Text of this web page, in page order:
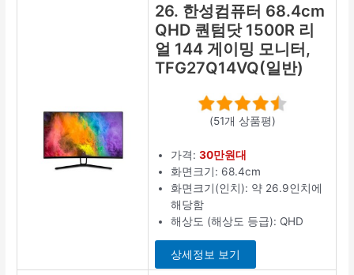
26. 한성컴퓨터 68.4cm
QHD 퀀텀닷 1500R 리
얼 144 게이밍 모니터,
TFG27Q14VQ(일반)
(51개 상품평)
가격:30만원대
화면크기: 68.4cm
화면크기(인치): 약 26.9인치에
해당함
해상도 (해상도 등급): QHD
상세정보 보기